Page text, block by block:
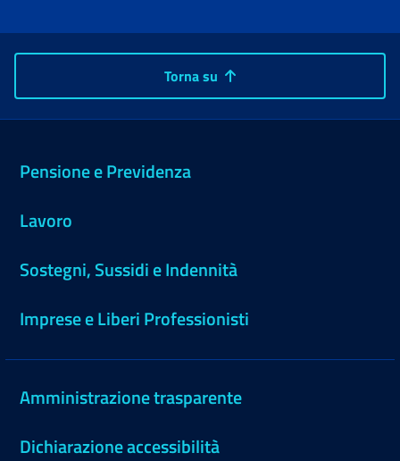
Torna su
Pensione e Previdenza
Lavoro
Sostegni, Sussidi e Indennità
Imprese e Liberi Professionisti
Amministrazione trasparente
Dichiarazione accessibilità